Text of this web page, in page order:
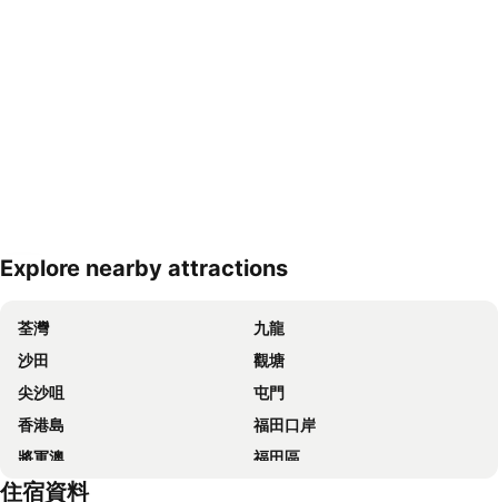
展開地圖
Explore nearby attractions
荃灣
九龍
沙田
觀塘
尖沙咀
屯門
香港島
福田口岸
將軍澳
福田區
Mong Kok Metro Station
住宿資料